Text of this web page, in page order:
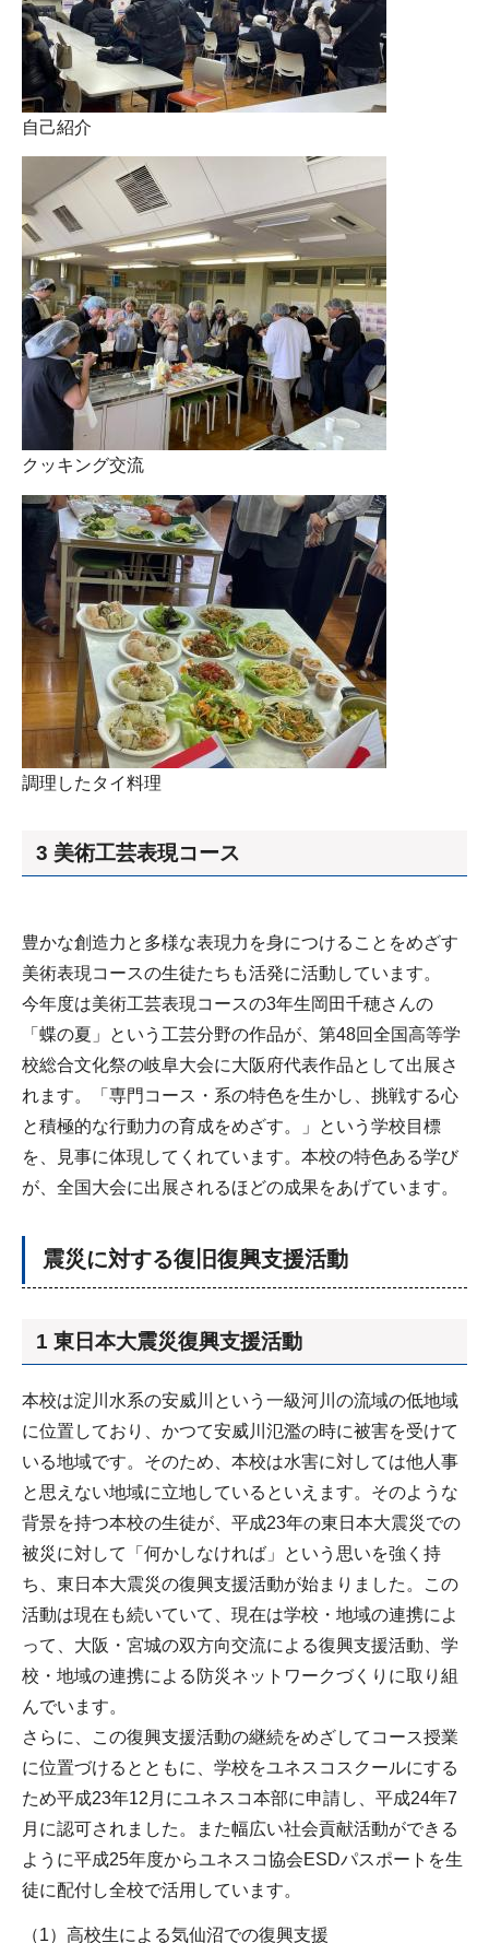
自己紹介
クッキング交流
調理したタイ料理
3 美術工芸表現コース
豊かな創造力と多様な表現力を身につけることをめざす
美術表現コースの生徒たちも活発に活動しています。
今年度は美術工芸表現コースの3年生岡田千穂さんの
「蝶の夏」という工芸分野の作品が、第48回全国高等学
校総合文化祭の岐阜大会に大阪府代表作品として出展さ
れます。「専門コース・系の特色を生かし、挑戦する心
と積極的な行動力の育成をめざす。」という学校目標
を、見事に体現してくれています。本校の特色ある学び
が、全国大会に出展されるほどの成果をあげています。
震災に対する復旧復興支援活動
1 東日本大震災復興支援活動
本校は淀川水系の安威川という一級河川の流域の低地域
に位置しており、かつて安威川氾濫の時に被害を受けて
いる地域です。そのため、本校は水害に対しては他人事
と思えない地域に立地しているといえます。そのような
背景を持つ本校の生徒が、平成23年の東日本大震災での
被災に対して「何かしなければ」という思いを強く持
ち、東日本大震災の復興支援活動が始まりました。この
活動は現在も続いていて、現在は学校・地域の連携によ
って、大阪・宮城の双方向交流による復興支援活動、学
校・地域の連携による防災ネットワークづくりに取り組
んでいます。
さらに、この復興支援活動の継続をめざしてコース授業
に位置づけるとともに、学校をユネスコスクールにする
ため平成23年12月にユネスコ本部に申請し、平成24年7
月に認可されました。また幅広い社会貢献活動ができる
ように平成25年度からユネスコ協会ESDパスポートを生
徒に配付し全校で活用しています。
（1）高校生による気仙沼での復興支援